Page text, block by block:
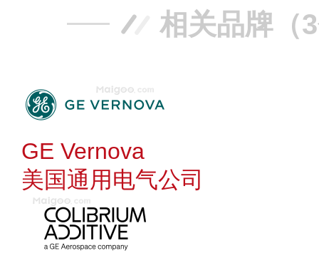
相关品牌（
GE Vernova
美国通用电气公司